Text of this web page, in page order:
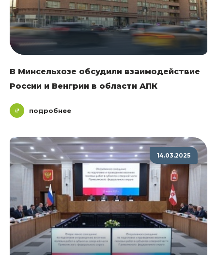
В Минсельхозе обсудили взаимодействие
России и Венгрии в области АПК
подробнее
14.03.2025